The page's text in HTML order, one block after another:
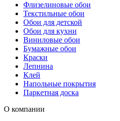
Флизелиновые обои
Текстильные обои
Обои для детской
Обои для кухни
Виниловые обои
Бумажные обои
Краски
Лепнина
Клей
Напольные покрытия
Паркетная доска
О компании